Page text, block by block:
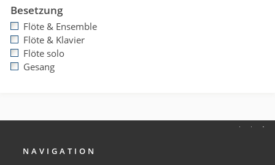
Besetzung
Flöte & Ensemble
Flöte & Klavier
Flöte solo
Gesang
NAVIGATION